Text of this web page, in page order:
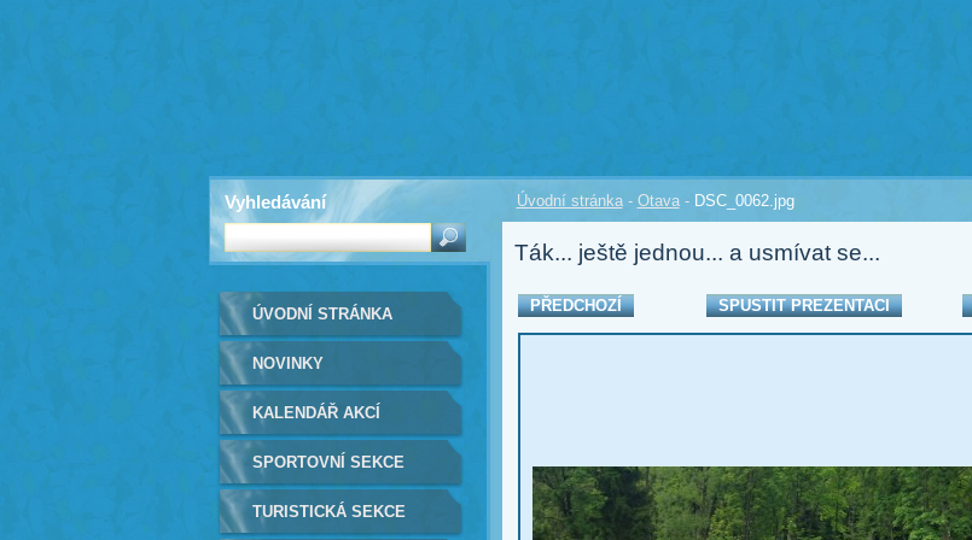
Úvodní stránka - Otava - DSC_0062.jpg
Ták... ještě jednou... a usmívat se...
PŘEDCHOZÍ SPUSTIT PREZENTACI
ÚVODNÍ STRÁNKA
NOVINKY
KALENDÁŘ AKCÍ
SPORTOVNÍ SEKCE
TURISTICKÁ SEKCE
Vyhledávání